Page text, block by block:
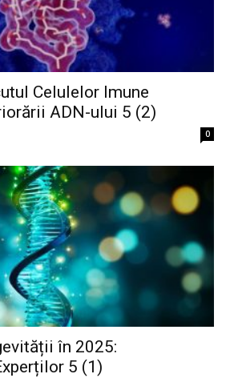
Celulelor Imune
ADN-ului 5 (2)
0
în 2025:
5 (1)